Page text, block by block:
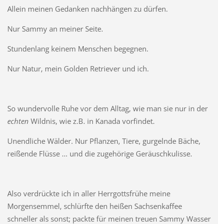
Allein meinen Gedanken nachhängen zu dürfen.
Nur Sammy an meiner Seite.
Stundenlang keinem Menschen begegnen.
Nur Natur, mein Golden Retriever und ich.
So wundervolle Ruhe vor dem Alltag, wie man sie nur in der
echten Wildnis, wie z.B. in Kanada vorfindet.
Unendliche Wälder. Nur Pflanzen, Tiere, gurgelnde Bäche,
reißende Flüsse … und die zugehörige Geräuschkulisse.
Also verdrückte ich in aller Herrgottsfrühe meine
Morgensemmel, schlürfte den heißen Sachsenkaffee
schneller als sonst; packte für meinen treuen Sammy Wasser